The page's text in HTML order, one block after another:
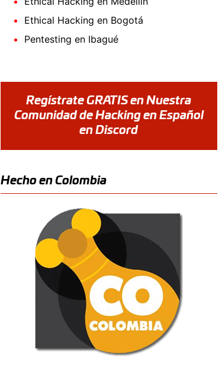
Ethical Hacking en Bogotá
Pentesting en Ibagué
Regístrate GRATIS en Nuestra
Comunidad de Hacking en Español
en Discord
Hecho en Colombia